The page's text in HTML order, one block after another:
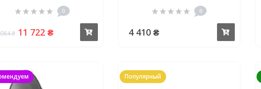
0
₴ 11 722 ₴
0
4 410 ₴
Популярный